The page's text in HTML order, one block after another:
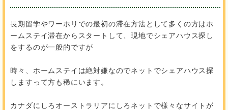
長期留学やワーホリでの最初の滞在方法として多くの方はホ
ームステイ滞在からスタートして、現地でシェアハウス探し
をするのが一般的ですが
時々、ホームステイは絶対嫌なのでネットでシェアハウス探
しますって方も稀にいます。
カナダにしろオーストラリアにしろネットで様々なサイトが